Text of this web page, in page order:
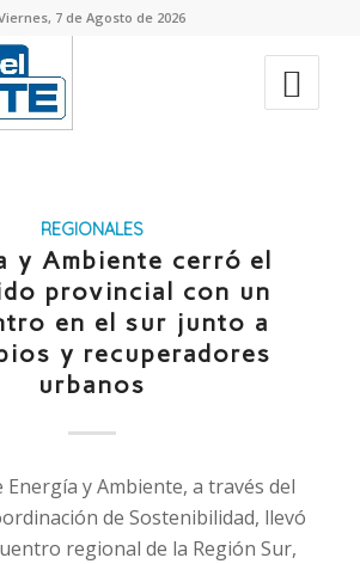
7 de Agosto de 2026
REGIONALES
y Ambiente cerró el
provincial con un
en el sur junto a
y recuperadores
urbanos
y Ambiente, a través del
de Sostenibilidad, llevó
regional de la Región Sur,